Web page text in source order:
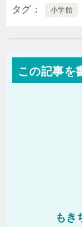
タグ 小学館
この記事を
もき